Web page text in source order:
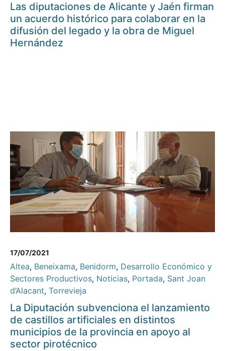
Las diputaciones de Alicante y Jaén firman
un acuerdo histórico para colaborar en la
difusión del legado y la obra de Miguel
Hernández
17/07/2021
Altea, Beneixama, Benidorm, Desarrollo Económico y
Sectores Productivos, Noticias, Portada, Sant Joan
d’Alacant, Torrevieja
La Diputación subvenciona el lanzamiento
de castillos artificiales en distintos
municipios de la provincia en apoyo al
sector pirotécnico